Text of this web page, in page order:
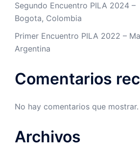
Segundo Encuentro PILA 2024 –
Bogota, Colombia
Primer Encuentro PILA 2022 –
Argentina
Comentarios
No hay comentarios que mostrar.
Archivos